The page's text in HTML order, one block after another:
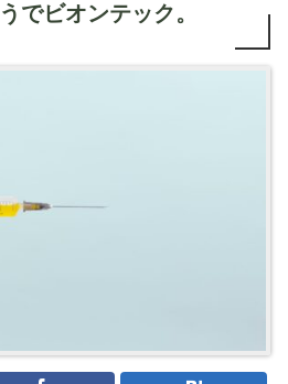
でビオンテック。